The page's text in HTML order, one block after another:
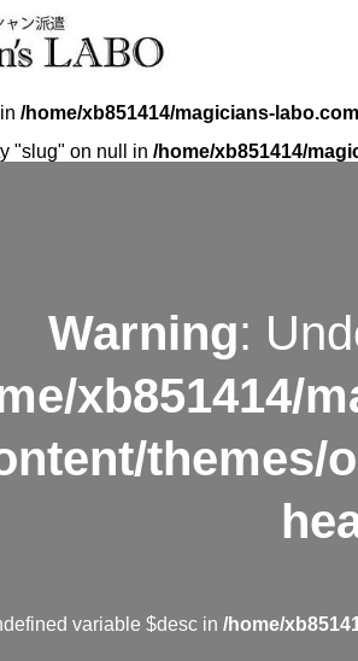
/home/xb851414/magicians-
"slug" on null in /home/xb851414/
Warning:
xb851414/
themes/
variable $desc in /home/